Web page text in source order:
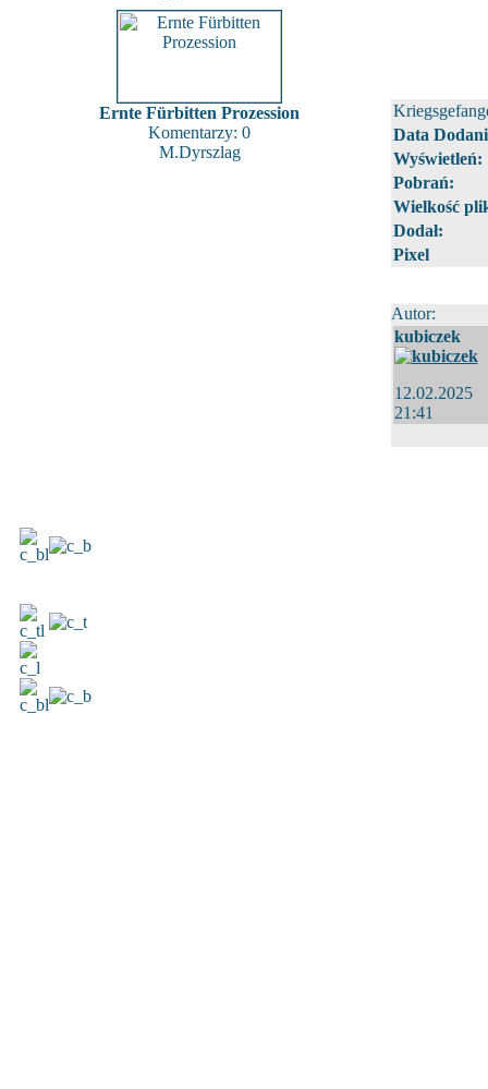
Ernte Fürbitten Prozession
Komentarzy: 0
M.Dyrszlag
Data
Wyświetleń:
Pobrań:
Wielkość
Dodał:
Pixel
Autor:
kubiczek
12.02.2025
21:41